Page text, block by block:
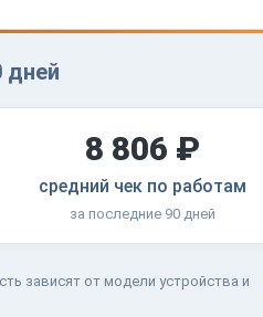
дней
8 806 ₽
средний чек по работам
за последние 90 дней
зависят от модели устройства и